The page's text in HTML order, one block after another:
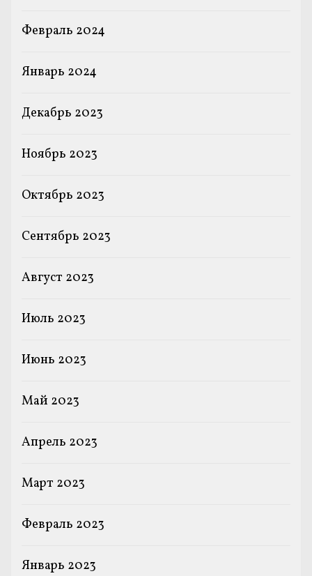
Февраль 2024
Январь 2024
Декабрь 2023
Ноябрь 2023
Октябрь 2023
Сентябрь 2023
Август 2023
Июль 2023
Июнь 2023
Май 2023
Апрель 2023
Март 2023
Февраль 2023
Январь 2023